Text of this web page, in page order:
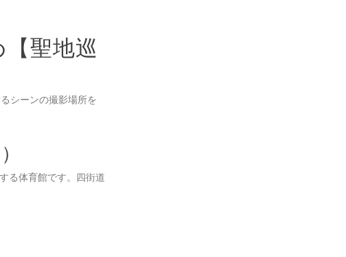
【聖地巡
シーンの撮影場所を
る体育館です。四街道